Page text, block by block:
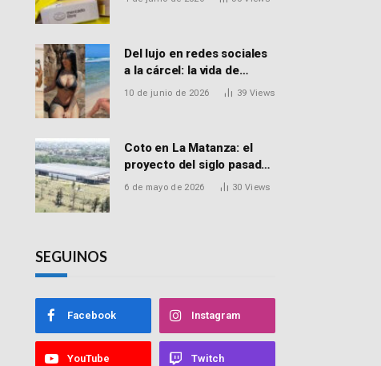
Del lujo en redes sociales
a la cárcel: la vida de
Macarena Distéfano, la
10 de junio de 2026 39 Views
Coto en La Matanza: el
proyecto del siglo pasado
que recibió el aval de la
6 de mayo de 2026 30 Views
SEGUINOS
Facebook Instagram
YouTube Twitch